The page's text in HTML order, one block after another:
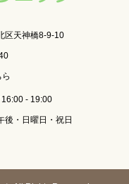
区天神橋8-9-10
- 19:00
後・日曜日・祝日